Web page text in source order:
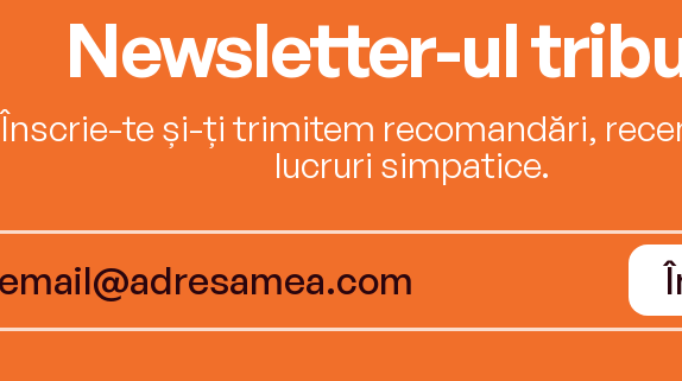
Newsletter-ul
Înscrie-te și-ți trimitem recomandări,
lucruri simpatice.